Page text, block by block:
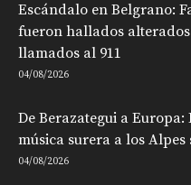
Escándalo en Belgrano:
fueron hallados
llamados al 911
04/08/2026
De Berazategui a
música surera a los Alpes
04/08/2026